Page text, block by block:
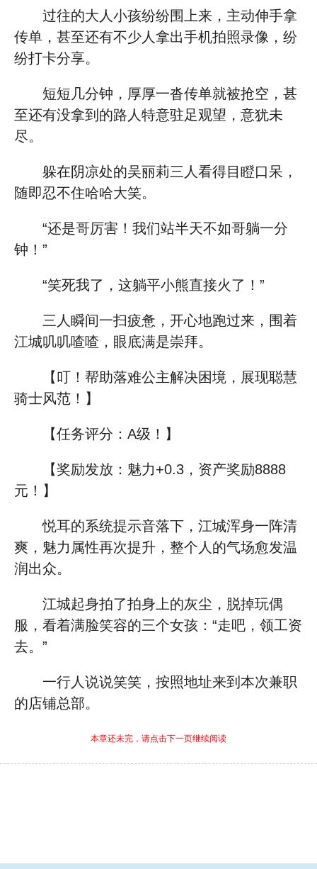
过往的大人小孩纷纷围上来，主动伸手拿
传单，甚至还有不少人拿出手机拍照录像，纷
纷打卡分享。
短短几分钟，厚厚一沓传单就被抢空，甚
至还有没拿到的路人特意驻足观望，意犹未
尽。
躲在阴凉处的吴丽莉三人看得目瞪口呆，
随即忍不住哈哈大笑。
“还是哥厉害！我们站半天不如哥躺一分
钟！”
“笑死我了，这躺平小熊直接火了！”
三人瞬间一扫疲惫，开心地跑过来，围着
江城叽叽喳喳，眼底满是崇拜。
【叮！帮助落难公主解决困境，展现聪慧
骑士风范！】
【任务评分：A级！】
【奖励发放：魅力+0.3，资产奖励8888
元！】
悦耳的系统提示音落下，江城浑身一阵清
爽，魅力属性再次提升，整个人的气场愈发温
润出众。
江城起身拍了拍身上的灰尘，脱掉玩偶
服，看着满脸笑容的三个女孩：“走吧，领工资
去。”
一行人说说笑笑，按照地址来到本次兼职
的店铺总部。
本章还未完，请点击下一页继续阅读